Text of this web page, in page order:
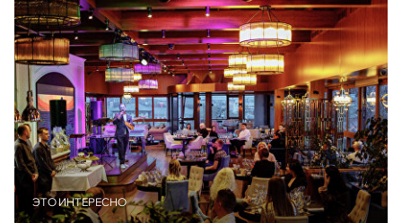
ЭТО ИНТЕРЕСНО